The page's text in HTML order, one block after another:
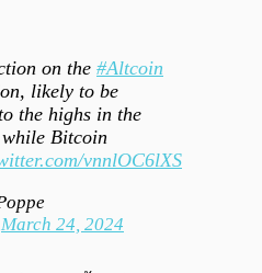
on the #Altcoin
likely to be
the highs in the
Bitcoin
vnnlOC6lXS
March 24, 2024